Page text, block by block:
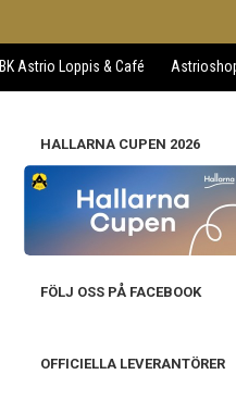
BK Astrio Loppis & Café
HALLARNA CUPEN 2026
FÖLJ OSS PÅ FACEBOOK
OFFICIELLA LEVERANTÖRER